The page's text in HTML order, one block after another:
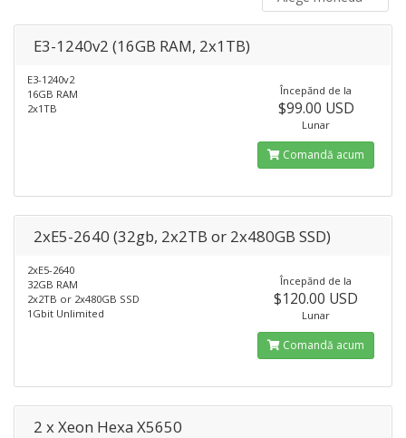
E3-1240v2 (16GB RAM, 2x1TB)
E3-1240v2
16GB RAM
2x1TB
Începănd de la
$99.00 USD
Lunar
Comandă acum
2xE5-2640 (32gb, 2x2TB or 2x480GB SSD)
2xE5-2640
32GB RAM
2x2TB or 2x480GB SSD
1Gbit Unlimited
Începănd de la
$120.00 USD
Lunar
Comandă acum
2 x Xeon Hexa X5650